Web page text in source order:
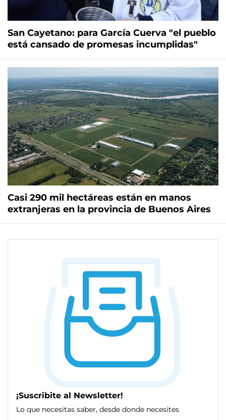
San Cayetano: para García Cuerva "el pueblo
está cansado de promesas incumplidas"
Casi 290 mil hectáreas están en manos
extranjeras en la provincia de Buenos Aires
¡Suscribite al Newsletter!
Lo que necesitas saber, desde donde necesites